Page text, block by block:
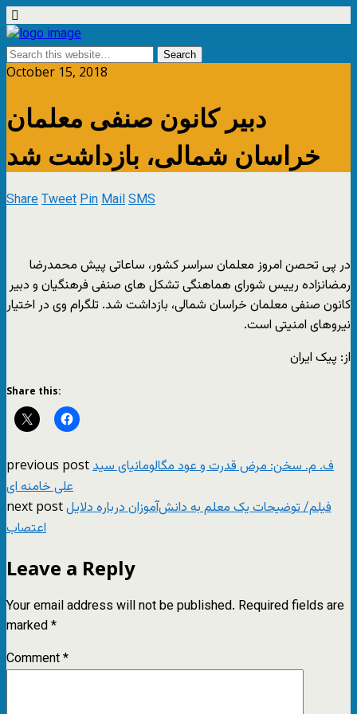
October 15, 2018
دبیر کانون صنفی معلمان
خراسان شمالی، بازداشت شد
ShareTweetPinMailSMS
در پی تحصن امروز معلمان سراسر کشور، ساعاتی پیش محمدرضا
رمضانزاده رییس شورای هماهنگی تشکل های صنفی فرهنگیان و دبیر
کانون صنفی معلمان خراسان شمالی، بازداشت شد. تلگرام وی در اختیار
نیروهای امنیتی است.
از: پیک ایران
Share this:
previous postف. م. سخن: مرض قدرت و عود مگالومانیای سید
علی خامنه ای
next postفیلم/ توضیحات یک معلم به دانش‌آموزان درباره دلایل
اعتصاب
Leave a Reply
Your email address will not be published. Required fields are
marked*
Comment*